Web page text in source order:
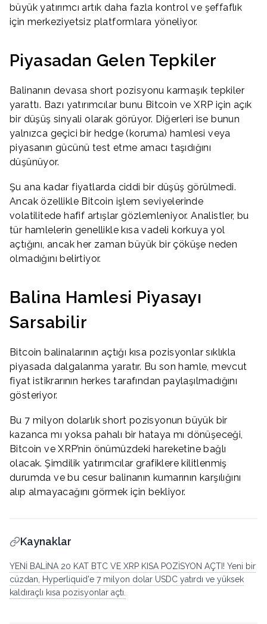
büyük yatırımcı artık daha fazla kontrol ve şeffaflık
için merkeziyetsiz platformlara yöneliyor.
Piyasadan Gelen Tepkiler
Balinanın devasa short pozisyonu karmaşık tepkiler
yarattı. Bazı yatırımcılar bunu Bitcoin ve XRP için açık
bir düşüş sinyali olarak görüyor. Diğerleri ise bunun
yalnızca geçici bir hedge (koruma) hamlesi veya
piyasanın gücünü test etme amacı taşıdığını
düşünüyor.
Şu ana kadar fiyatlarda ciddi bir düşüş görülmedi.
Ancak özellikle Bitcoin işlem seviyelerinde
volatilitede hafif artışlar gözlemleniyor. Analistler, bu
tür hamlelerin genellikle kısa vadeli korkuya yol
açtığını, ancak her zaman büyük bir çöküşe neden
olmadığını belirtiyor.
Balina Hamlesi Piyasayı
Sarsabilir
Bitcoin balinalarının açtığı kısa pozisyonlar sıklıkla
piyasada dalgalanma yaratır. Bu son hamle, mevcut
fiyat istikrarının herkes tarafından paylaşılmadığını
gösteriyor.
Bu 7 milyon dolarlık short pozisyonun büyük bir
kazanca mı yoksa pahalı bir hataya mı dönüşeceği,
Bitcoin ve XRP’nin önümüzdeki hareketine bağlı
olacak. Şimdilik yatırımcılar grafiklere kilitlenmiş
durumda ve bu cesur balinanın kumarının karşılığını
alıp almayacağını görmek için bekliyor.
Kaynaklar
YENİ BALİNA 20 KAT BTC VE XRP KISA POZİSYON AÇTI! Yeni bir
cüzdan, Hyperliquid'e 7 milyon dolar USDC yatırdı ve yüksek
kaldıraçlı kısa pozisyonlar açtı.